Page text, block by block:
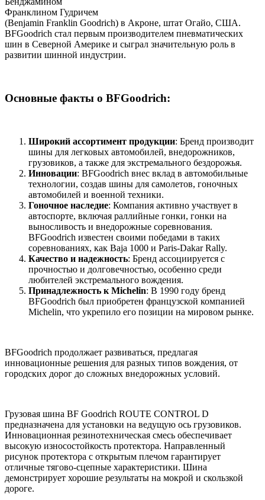
Франклином Гудричем
(Benjamin Franklin Goodrich) в Акроне, штат Огайо, США.
BFGoodrich стал первым производителем пневматических
шин в Северной Америке и сыграл значительную роль в
развитии шинной индустрии.
Основные факты о BFGoodrich:
Широкий ассортимент продукции: Бренд производит
шины для легковых автомобилей, внедорожников,
грузовиков, а также для экстремального бездорожья.
Инновации: BFGoodrich внес вклад в автомобильные
технологии, создав шины для самолетов, гоночных
автомобилей и военной техники.
Гоночное наследие: Компания активно участвует в
автоспорте, включая раллийные гонки, гонки на
выносливость и внедорожные соревнования.
BFGoodrich известен своими победами в таких
соревнованиях, как Baja 1000 и Paris-Dakar Rally.
Качество и надежность: Бренд ассоциируется с
прочностью и долговечностью, особенно среди
любителей экстремального вождения.
Принадлежность к Michelin: В 1990 году бренд
BFGoodrich был приобретен французской компанией
Michelin, что укрепило его позиции на мировом рынке.
BFGoodrich продолжает развиваться, предлагая
инновационные решения для разных типов вождения, от
городских дорог до сложных внедорожных условий.
Грузовая шина BF Goodrich ROUTE CONTROL D
предназначена для установки на ведущую ось грузовиков.
Инновационная резинотехническая смесь обеспечивает
высокую износостойкость протектора. Направленный
рисунок протектора с открытым плечом гарантирует
отличные тягово-сцепные характеристики. Шина
демонстрирует хорошие результаты на мокрой и скользкой
дороге.